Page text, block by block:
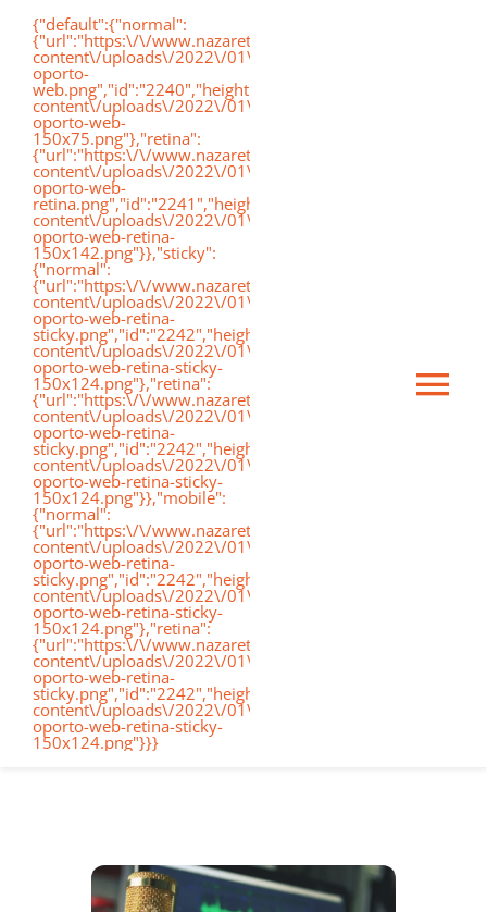
Saltar
contenido
{"default":{"normal":
{"url":"https:\/\/www.nazaretoporto.org\/wp-
content\/uploads\/2022\/01\/logo-
oporto-
content\/uploads\/2022\/01\/logo-
oporto-web-
150x75.png"},"retina":
{"url":"https:\/\/www.nazaretoporto.org\/wp-
content\/uploads\/2022\/01\/logo-
oporto-web-
content\/uploads\/2022\/01\/logo-
oporto-web-retina-
150x142.png"}},"sticky":
{"normal":
{"url":"https:\/\/www.nazaretoporto.org\/wp-
content\/uploads\/2022\/01\/logo-
oporto-web-retina-
content\/uploads\/2022\/01\/logo-
oporto-web-retina-sticky-
150x124.png"},"retina":
{"url":"https:\/\/www.nazaretoporto.org\/wp-
content\/uploads\/2022\/01\/logo-
oporto-web-retina-
content\/uploads\/2022\/01\/logo-
oporto-web-retina-sticky-
150x124.png"}},"mobile":
{"normal":
{"url":"https:\/\/www.nazaretoporto.org\/wp-
content\/uploads\/2022\/01\/logo-
oporto-web-retina-
content\/uploads\/2022\/01\/logo-
oporto-web-retina-sticky-
150x124.png"},"retina":
{"url":"https:\/\/www.nazaretoporto.org\/wp-
content\/uploads\/2022\/01\/logo-
oporto-web-retina-
content\/uploads\/2022\/01\/logo-
oporto-web-retina-sticky-
150x124.png"}}}
Inicio
Conócenos
Etapas educativas
Nuestro Cole
Virtual School